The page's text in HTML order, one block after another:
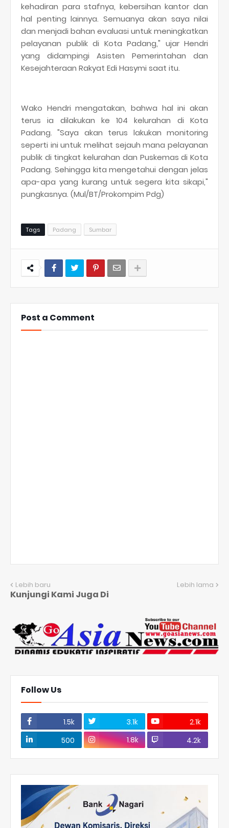
kehadiran para stafnya, kebersihan kantor dan
hal penting lainnya. Semuanya akan saya nilai
dan menjadi bahan evaluasi untuk meningkatkan
pelayanan publik di Kota Padang," ujar Hendri
yang didampingi Asisten Pemerintahan dan
Kesejahteraan Rakyat Edi Hasymi saat itu.
Wako Hendri mengatakan, bahwa hal ini akan
terus ia dilakukan ke 104 kelurahan di Kota
Padang. "Saya akan terus lakukan monitoring
seperti ini untuk melihat sejauh mana pelayanan
publik di tingkat kelurahan dan Puskemas di Kota
Padang. Sehingga kita mengetahui dengan jelas
apa-apa yang kurang untuk segera kita sikapi,"
pungkasnya. (Mul/BT/Prokompim Pdg)
Tags Padang Sumbar
Post a Comment
Lebih baru Lebih lama
Kunjungi Kami Juga Di
Follow Us
1.5k 3.1k
2.1k
500
1.8k 4.2k